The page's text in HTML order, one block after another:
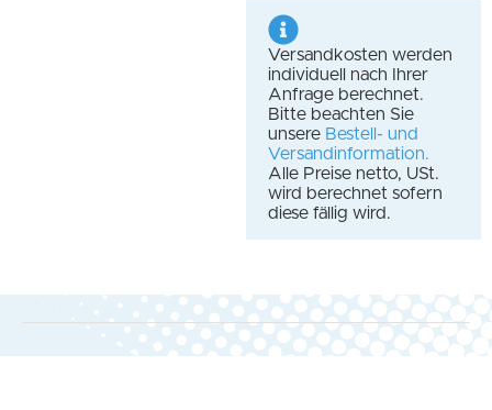
Versandkosten werden
individuell nach Ihrer
Anfrage berechnet.
Bitte beachten Sie
unsere Bestell- und
Versandinformation.
Alle Preise netto, USt.
wird berechnet sofern
diese fällig wird.